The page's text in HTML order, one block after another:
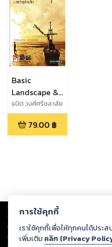
Basic
Landscape &
การถ่ายรูปท่อง
เที่ยว
ธนิต วงศ์ศรีชลาลัย
79.00 ฿
Copyright © 2026
ต่อผลงานหรือเนื้อหาใดที่อัปโหลดผ่านเ
ทรัพย์สินทางปัญญาของบุคคลอื่นหรือขั
ทุกท่านโปรดใช้วิจารณญาณในการกลั่น
การใช้คุกกี้
เราใช้คุกกี้เพื่อให้ทุกคนได้ประ
เพิ่มเติม คลิก (Privacy